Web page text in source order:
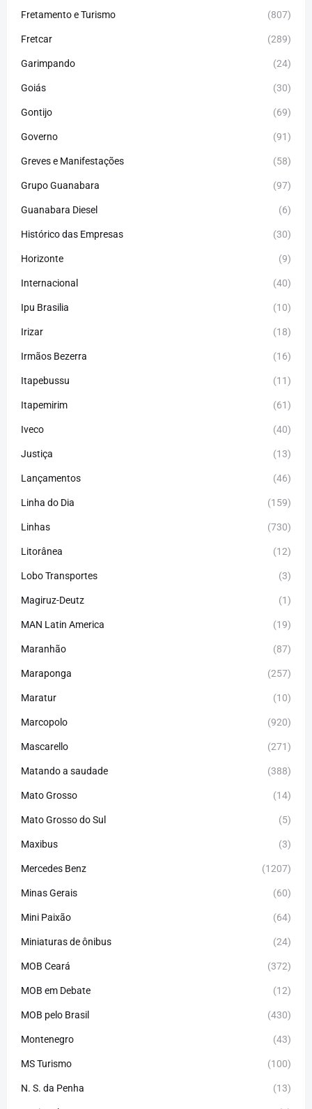
Fretamento e Turismo (807)
Fretcar (289)
Garimpando (24)
Goiás (30)
Gontijo (69)
Governo (91)
Greves e Manifestações (58)
Grupo Guanabara (97)
Guanabara Diesel (6)
Histórico das Empresas (30)
Horizonte (9)
Internacional (40)
Ipu Brasilia (10)
Irizar (18)
Irmãos Bezerra (16)
Itapebussu (11)
Itapemirim (61)
Iveco (40)
Justiça (13)
Lançamentos (46)
Linha do Dia (159)
Linhas (730)
Litorânea (12)
Lobo Transportes (3)
Magiruz-Deutz (1)
MAN Latin America (19)
Maranhão (87)
Maraponga (257)
Maratur (10)
Marcopolo (920)
Mascarello (271)
Matando a saudade (388)
Mato Grosso (14)
Mato Grosso do Sul (5)
Maxibus (3)
Mercedes Benz (1207)
Minas Gerais (60)
Mini Paixão (64)
Miniaturas de ônibus (24)
MOB Ceará (372)
MOB em Debate (12)
MOB pelo Brasil (430)
Montenegro (43)
MS Turismo (100)
N. S. da Penha (13)